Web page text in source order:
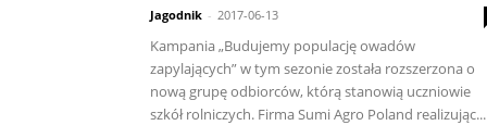
Jagodnik - 2017-06-13
Kampania „Budujemy populację owadów
zapylających” w tym sezonie została rozszerzona o
nową grupę odbiorców, którą stanowią uczniowie
szkół rolniczych. Firma Sumi Agro Poland realizując...